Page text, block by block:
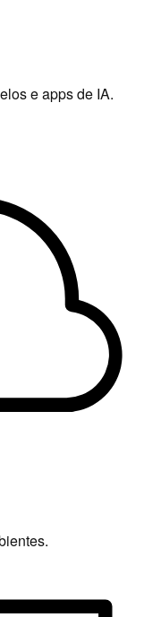
e apps de IA.